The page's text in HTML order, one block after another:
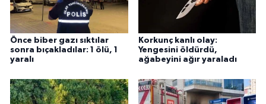
Önce biber gazı sıktılar
sonra bıçakladılar: 1 ölü, 1
yaralı
Korkunç kanlı olay:
Yengesini öldürdü,
ağabeyini ağır yaraladı